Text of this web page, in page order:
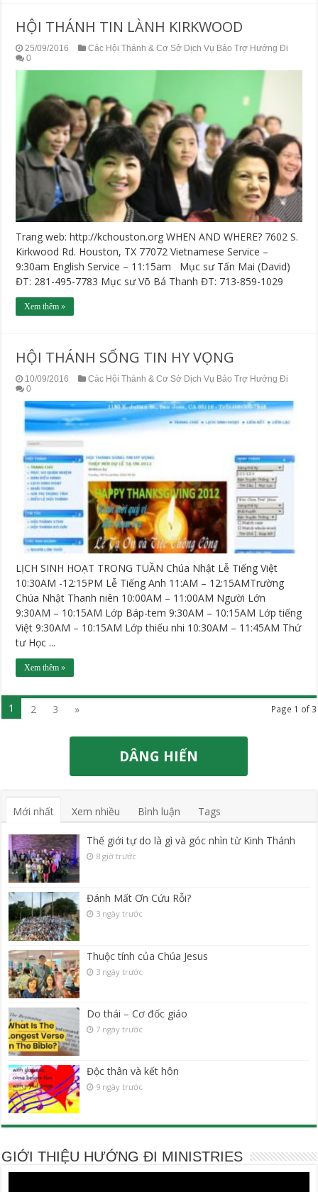
HỘI THÁNH TIN LÀNH KIRKWOOD
25/09/2016
Các Hội Thánh & Cơ Sở Dịch Vụ Bảo Trợ Hướng Đi
0
Trang web: http://kchouston.org WHEN AND WHERE? 7602 S.
Kirkwood Rd. Houston, TX 77072 Vietnamese Service –
9:30am English Service – 11:15am Mục sư Tấn Mai (David)
ĐT: 281-495-7783 Mục sư Võ Bá Thanh ĐT: 713-859-1029
Xem thêm »
HỘI THÁNH SỐNG TIN HY VỌNG
10/09/2016
Các Hội Thánh & Cơ Sở Dịch Vụ Bảo Trợ Hướng Đi
0
LỊCH SINH HOẠT TRONG TUẦN Chúa Nhật Lễ Tiếng Việt
10:30AM -12:15PM Lễ Tiếng Anh 11:AM – 12:15AMTrường
Chúa Nhật Thanh niên 10:00AM – 11:00AM Người Lớn
9:30AM – 10:15AM Lớp Báp-tem 9:30AM – 10:15AM Lớp tiếng
Việt 9:30AM – 10:15AM Lớp thiếu nhi 10:30AM – 11:45AM Thứ
tư Học ...
Xem thêm »
Page 1 of 3
1 2 3 »
DÂNG HIẾN
Mới nhất Xem nhiều Bình luận Tags
Thế giới tự do là gì và góc nhìn từ Kinh Thánh
8 giờ trước
Đánh Mất Ơn Cứu Rỗi?
3 ngày trước
Thuộc tính của Chúa Jesus
3 ngày trước
Do thái – Cơ đốc giáo
7 ngày trước
Độc thân và kết hôn
9 ngày trước
GIỚI THIỆU HƯỚNG ĐI MINISTRIES